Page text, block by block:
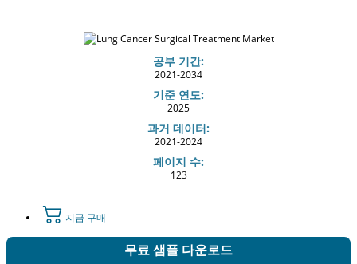
공부 기간:
2021-2034
기준 연도:
2025
과거 데이터:
2021-2024
페이지 수:
123
지금 구매
무료 샘플 다운로드